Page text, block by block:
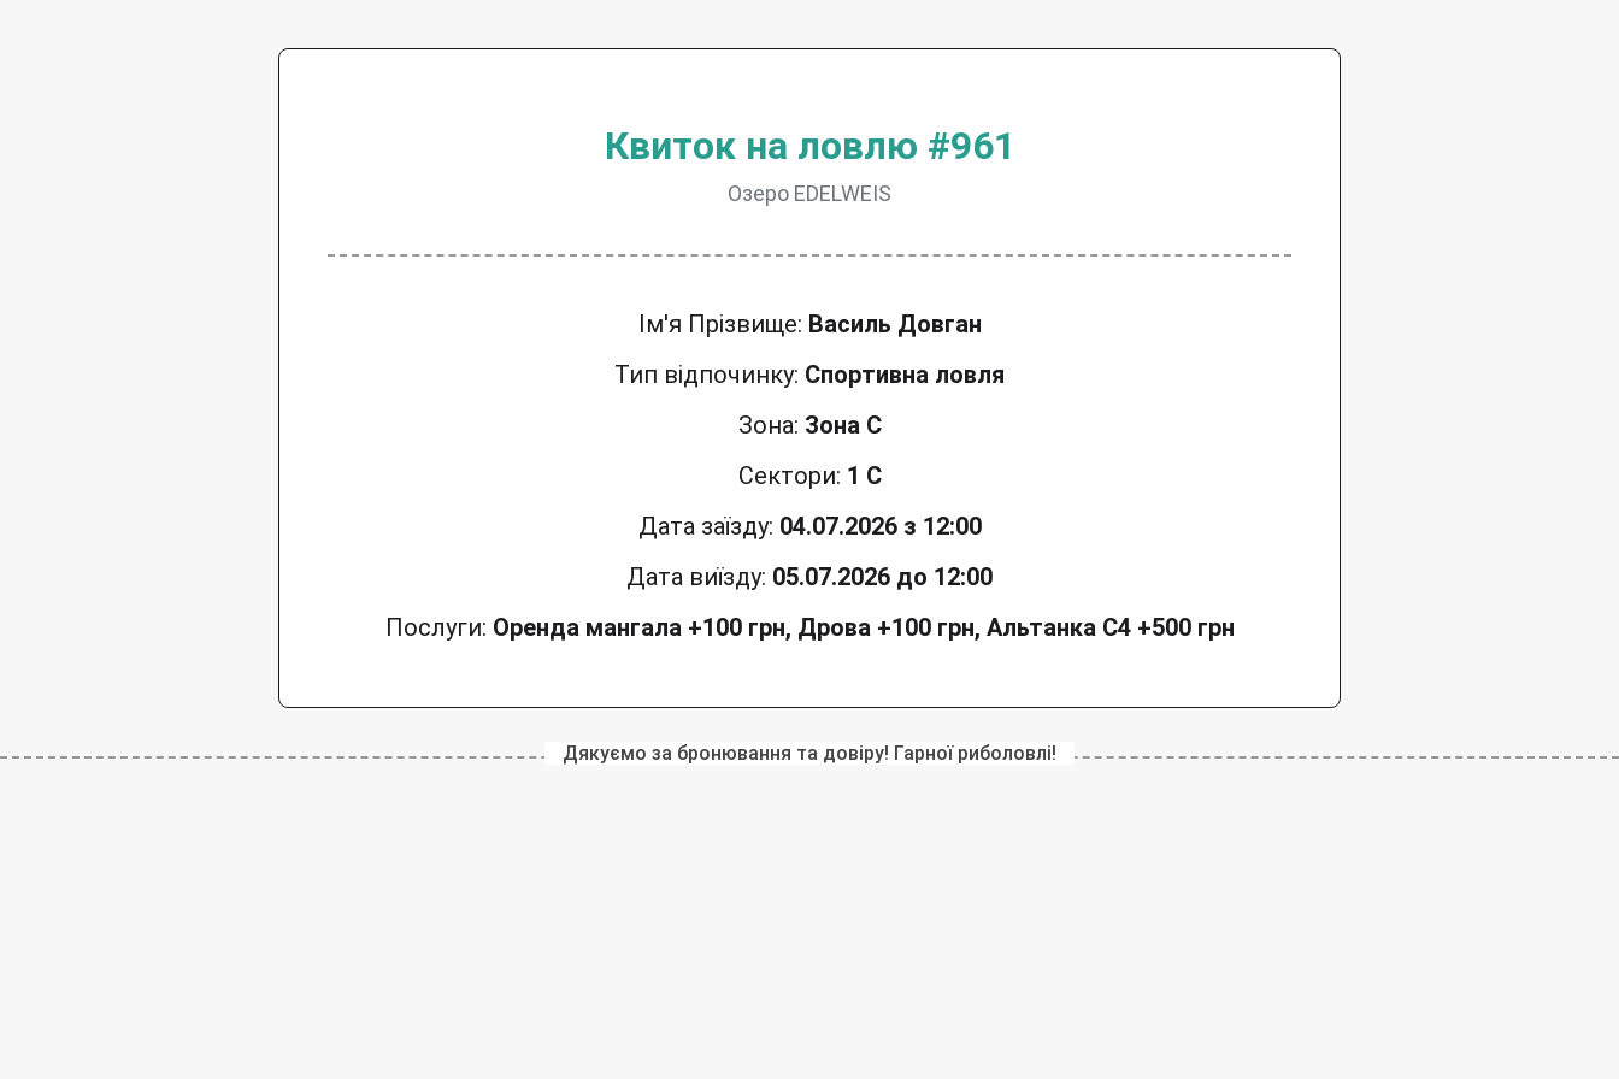
Квиток на ловлю #961
Озеро EDELWEIS
Ім'я Прізвище: Василь Довган
Тип відпочинку: Спортивна ловля
Зона: Зона C
Сектори: 1 C
Дата заїзду: 04.07.2026 з 12:00
Дата виїзду: 05.07.2026 до 12:00
Послуги: Оренда мангала +100 грн, Дрова +100 грн, Альтанка C4 +500 грн
Дякуємо за бронювання та довіру! Гарної риболовлі!